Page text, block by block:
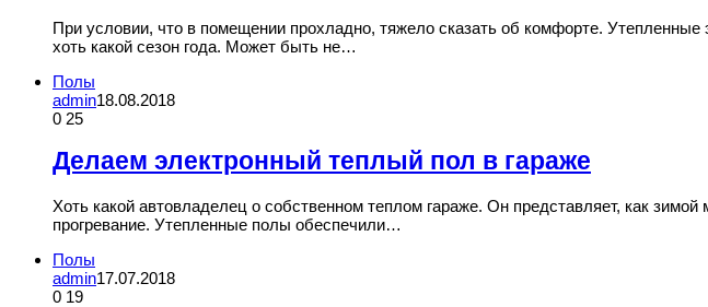
При условии, что в помещении прохладно, тяжело сказать об комфорте.
хоть какой сезон года. Может быть не…
Полы
admin18.08.2018
0 25
Делаем электронный теплый пол в гараже
Хоть какой автовладелец о собственном теплом гараже. Он представляет, как
прогревание. Утепленные полы обеспечили…
Полы
admin17.07.2018
0 19